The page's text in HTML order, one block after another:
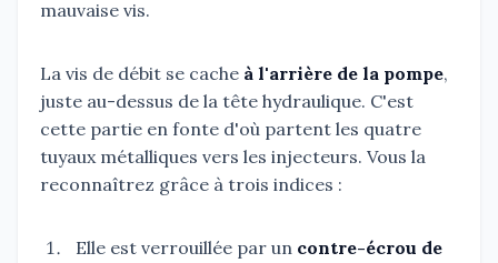
mauvaise vis.
La vis de débit se cache à l'arrière de la pompe,
juste au-dessus de la tête hydraulique. C'est
cette partie en fonte d'où partent les quatre
tuyaux métalliques vers les injecteurs. Vous la
reconnaîtrez grâce à trois indices :
Elle est verrouillée par un contre-écrou de